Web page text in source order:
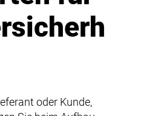
oder Kunde,